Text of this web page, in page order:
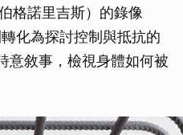
格諾里吉斯）的錄像
化為探討控制與抵抗的
意敘事，檢視身體如何被